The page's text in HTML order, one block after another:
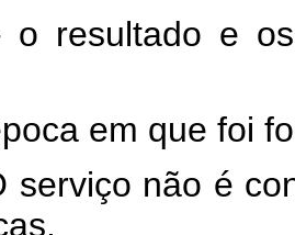
o resultado e
em que foi
serviço não é